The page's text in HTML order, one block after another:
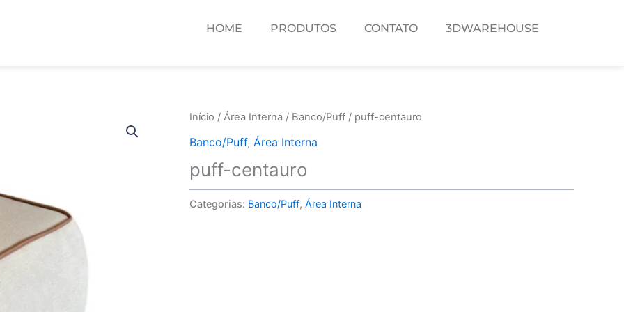
HOME PRODUTOS CONTATO 3DWAREHOUSE
Início / Área Interna / Banco/Puff / puff-centauro
Banco/Puff, Área Interna
puff-centauro
Categorias: Banco/Puff, Área Interna